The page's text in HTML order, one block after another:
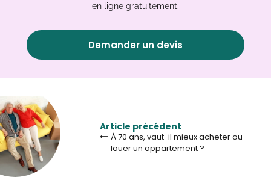
en ligne gratuitement.
Demander un devis
Article précédent
À 70 ans, vaut-il mieux acheter ou
louer un appartement ?